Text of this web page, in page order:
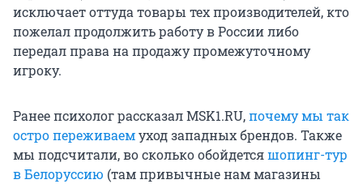
исключает оттуда товары тех производителей, кто
пожелал продолжить работу в России либо
передал права на продажу промежуточному
игроку.
Ранее психолог рассказал MSK1.RU,почему мы так
остро переживаемуход западных брендов. Также
мы подсчитали, во сколько обойдетсяшопинг-тур
в Белоруссию (там привычные нам магазины